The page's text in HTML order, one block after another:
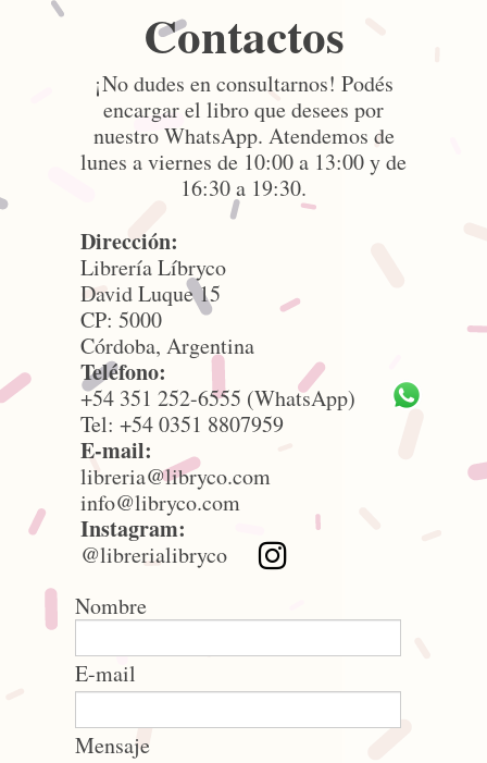
Contactos
¡No dudes en consultarnos! Podés
encargar el libro que desees por
nuestro WhatsApp. Atendemos de
lunes a viernes de 10:00 a 13:00 y de
16:30 a 19:30.
Nombre
E-mail
Mensaje
Dirección:
Librería Líbryco
David Luque 15
CP: 5000
Córdoba, Argentina
Teléfono:
+54 351 252-6555 (WhatsApp)
Tel: +54 0351 8807959
E-mail:
libreria@libryco.com
info@libryco.com
Instagram:
@librerialibryco